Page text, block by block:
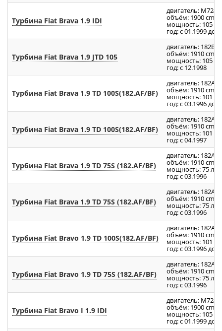
Турбина Fiat Brava 1.9 IDI
двигатель:
объём: 1900 cm
мощность: 105
год: с 01.1999 до
Турбина Fiat Brava 1.9 JTD 105
двигатель:
объём: 1910 cm
мощность: 105
год: с 12.1998
Турбина Fiat Brava 1.9 TD 100S(182.AF/BF)
двигатель:
объём: 1910 cm
мощность: 101
год: с 03.1996 до
Турбина Fiat Brava 1.9 TD 100S(182.AF/BF)
двигатель:
объём: 1910 cm
мощность: 101
год: с 04.1997
Турбина Fiat Brava 1.9 TD 75S (182.AF/BF)
двигатель:
объём: 1910 cm
мощность: 75 л.с.
год: с 03.1996
Турбина Fiat Brava 1.9 TD 75S (182.AF/BF)
двигатель:
объём: 1910 cm
мощность: 75 л.с.
год: с 03.1996
Турбина Fiat Bravo 1.9 TD 100S(182.AF/BF)
двигатель:
объём: 1910 cm
мощность: 101
год: с 03.1996 до
Турбина Fiat Bravo 1.9 TD 75S (182.AF/BF)
двигатель:
объём: 1910 cm
мощность: 75 л.с.
год: с 03.1996
Турбина Fiat Bravo I 1.9 IDI
двигатель:
объём: 1900 cm
мощность: 105
год: с 01.1999 до